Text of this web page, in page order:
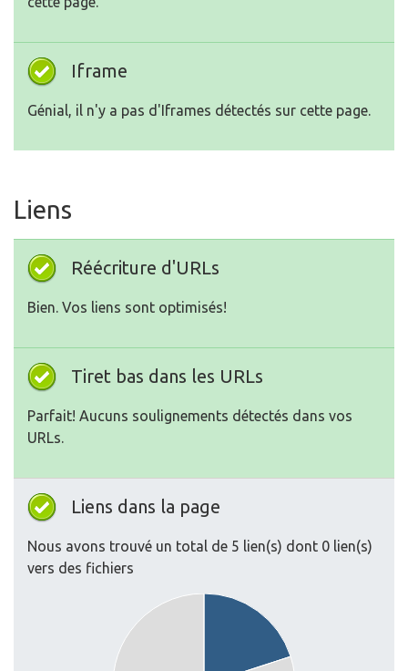
Iframe
Génial, il n'y a pas d'Iframes détectés sur cette page.
Liens
Réécriture d'URLs
Bien. Vos liens sont optimisés!
Tiret bas dans les URLs
Parfait! Aucuns soulignements détectés dans vos
URLs.
Liens dans la page
Nous avons trouvé un total de 5 lien(s) dont 0 lien(s)
vers des fichiers